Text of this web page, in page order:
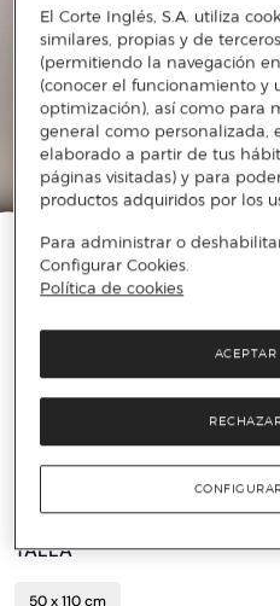
SHERIDAN
Funda de almohada
19 €49,95 €62%
TALLA
50 x 110 cm
El Corte Inglés, S.A. utiliza
similares, propias y de
(permitiendo la navegación
(conocer el funcionamiento y
optimización), así como para
general como personalizada,
elaborado a partir de tus
páginas visitadas) y para
productos adquiridos por los
Para administrar o
Configurar Cookies.
Política de cookies